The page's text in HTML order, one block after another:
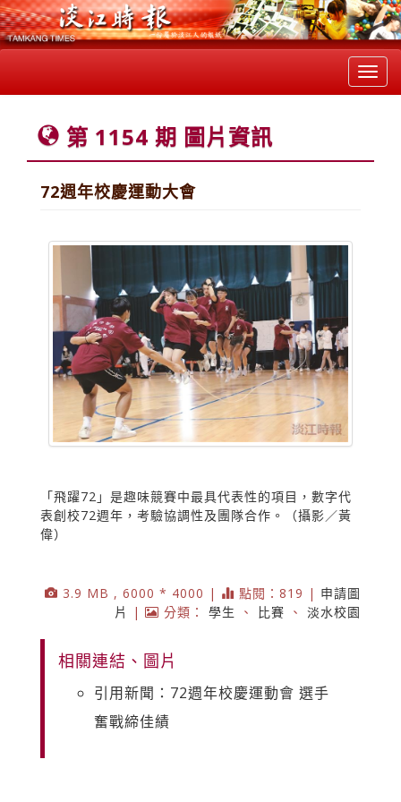
第 1154 期 圖片資訊
72週年校慶運動大會
「飛躍72」是趣味競賽中最具代表性的項目，數字代
表創校72週年，考驗協調性及團隊合作。（攝影／黃
偉）
3.9 MB , 6000 * 4000 | 點閱：819 | 申請圖
片
| 分類： 學生 、 比賽 、 淡水校園
相關連結、圖片
引用新聞：72週年校慶運動會 選手
奮戰締佳績